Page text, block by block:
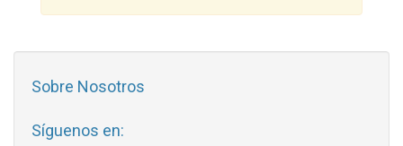
Sobre Nosotros
Síguenos en: